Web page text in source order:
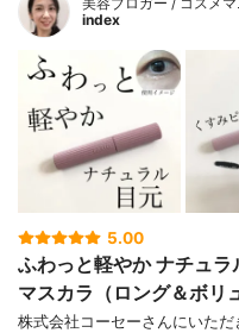
index
5.00
ふわっと軽やか ナチュ
マスカラ（ロング＆ボリ
株式会社コーセーさんにいた